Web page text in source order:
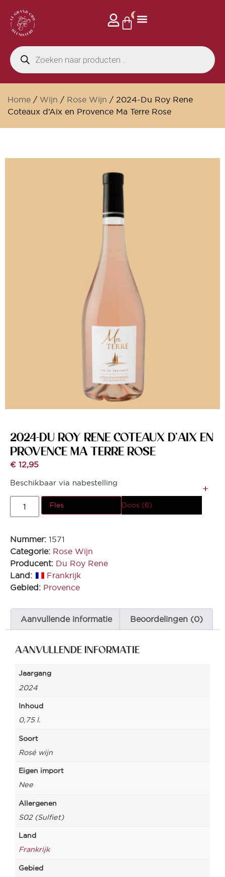
0
Home / Wijn / Rose Wijn / 2024-Du Roy Rene
Coteaux d’Aix en Provence Ma Terre Rose
2024-DU ROY RENE COTEAUX D’AIX EN
PROVENCE MA TERRE ROSE
€ 12,95
Beschikbaar via nabestelling
Fles Doos (6)
Nummer: 1571
Categorie: Rose Wijn
Producent: Du Roy Rene
Land:
Frankrijk
Gebied: Provence
Aanvullende informatie Beoordelingen (0)
AANVULLENDE INFORMATIE
Jaargang
2024
Inhoud
0,75 l.
Soort
Rosé wijn
Eigen import
Nee
Allergenen
S02 (Sulfiet)
Land
Frankrijk
Gebied